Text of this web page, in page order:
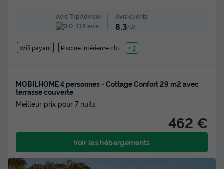
Avis TripAdvisor
118 avis
Avis clients
8.3/10
Wifi payant Piscine intérieure chauffée
+ 2
MOBILHOME 4 personnes - Cottage Confort 29 m2 avec
terrasse couverte
Meilleur prix pour 7 nuits
462 €
Voir les hébergements